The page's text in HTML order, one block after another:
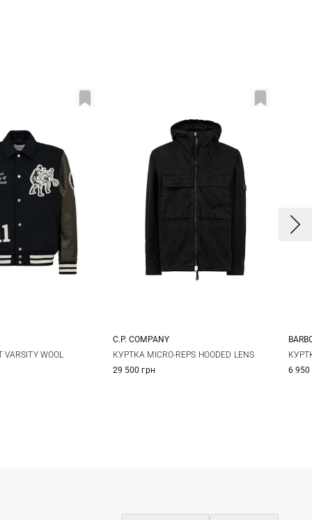
XL
WOOL
M L XL XXL
C.P. COMPANY
КУРТКА MICRO-REPS HOODED LENS
29 500 грн
M
6 950